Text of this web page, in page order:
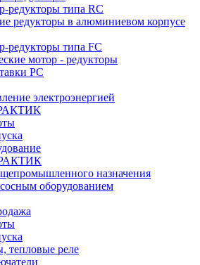
редукторы типа RC
редукторы в алюминиевом корпусе
редукторы типа FC
мотор - редукторы
PC
электроэнергией
назначения
оборудованием
тепловые реле